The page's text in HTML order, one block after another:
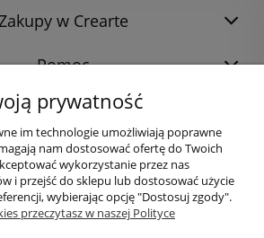
w Crearte
Pomoc
prywatność
im technologie umożliwiają poprawne
nam dostosować ofertę do Twoich
wykorzystanie przez nas
i przejść do sklepu lub dostosować użycie
wybierając opcję "Dostosuj zgody".
przeczytasz w naszej Polityce